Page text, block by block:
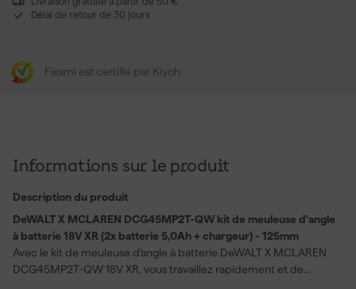
Délai de retour de 30 jours
Fixami est certifié par Kiyoh
Informations sur le produit
Description du produit
DeWALT X MCLAREN DCG45MP2T-QW kit de meuleuse d'angle
à batterie 18V XR (2x batterie 5,0Ah + chargeur) - 125mm
Avec le kit de meuleuse d'angle à batterie DeWALT X MCLAREN
DCG45MP2T-QW 18V XR, vous travaillez rapidement et de